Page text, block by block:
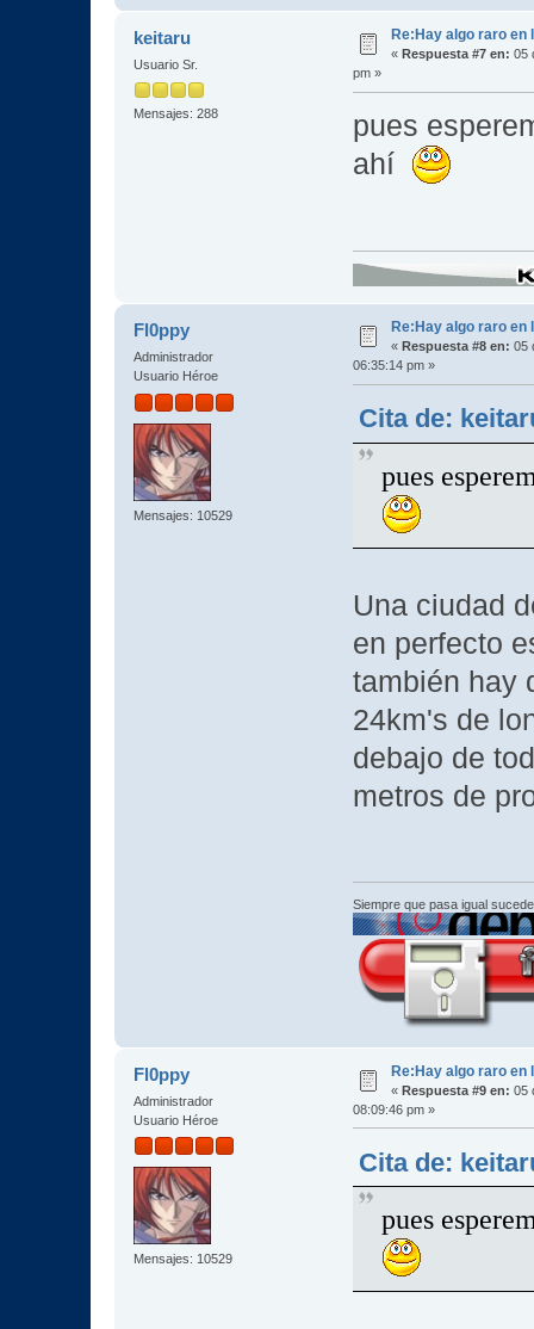
keitaru
Usuario Sr.
Mensajes: 288
Re:Hay algo raro en
« Respuesta #7 en: 05
pm »
pues
ahí
Fl0ppy
Administrador
Usuario Héroe
Mensajes: 10529
Re:Hay algo raro en
« Respuesta #8 en: 05
06:35:14 pm »
Cita de:
pues
Una ciudad
en perfecto
también hay
24km's de
debajo de
metros de
Siempre que pasa igual
Fl0ppy
Administrador
Usuario Héroe
Mensajes: 10529
Re:Hay algo raro en
« Respuesta #9 en: 05
08:09:46 pm »
Cita de:
pues